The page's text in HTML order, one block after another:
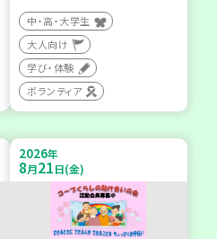
中・高・大学生
大人向け
学び・体験
ボランティア
2026年
8月21日(金)